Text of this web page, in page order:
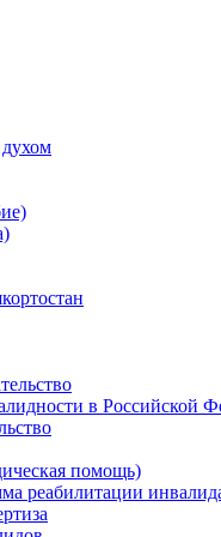
в Российской
помощь)
реабилитации